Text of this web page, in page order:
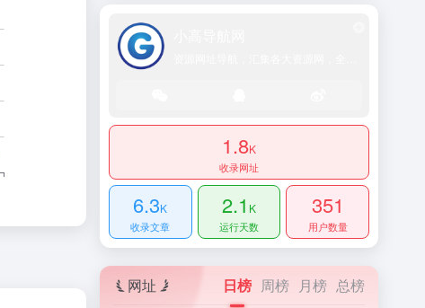
1.8K
收录网址
6.3K
收录文章
2.1 K
运行天数
351
用户数量
网址 日榜 周榜 月榜 总榜